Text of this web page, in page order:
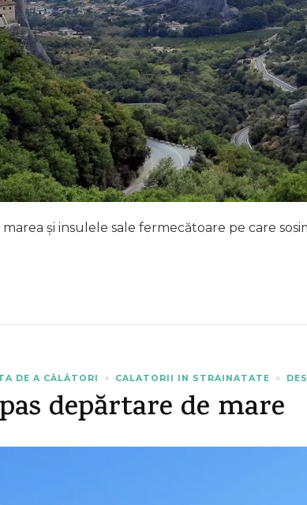
și insulele sale fermecătoare pe care
DE A CĂLĂTORI CALATORII IN STRAINATATE
depărtare de mare